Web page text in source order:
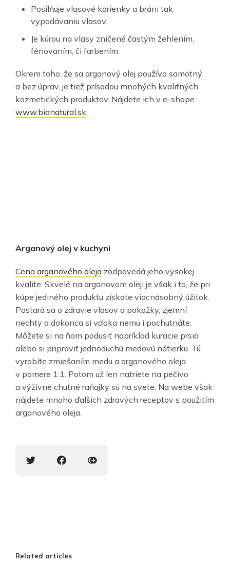
Posilňuje vlasové korienky a bráni tak
vypadávaniu vlasov.
Je kúrou na vlasy zničené častým žehlením,
fénovaním, či farbením.
Okrem toho, že sa arganový olej používa samotný
a bez úprav, je tiež prísadou mnohých kvalitných
kozmetických produktov. Nájdete ich v e-shope
www.bionatural.sk.
Arganový olej v kuchyni
Cena arganového oleja zodpovedá jeho vysokej
kvalite. Skvelé na arganovom oleji je však i to, že pri
kúpe jediného produktu získate viacnásobný úžitok.
Postará sa o zdravie vlasov a pokožky, zjemní
nechty a dokonca si vďaka nemu i pochutnáte.
Môžete si na ňom podusiť napríklad kuracie prsia
alebo si pripraviť jednoduchú medovú nátierku. Tú
vyrobíte zmiešaním medu a arganového oleja
v pomere 1:1. Potom už len natriete na pečivo
a výživné chutné raňajky sú na svete. Na webe však
nájdete mnoho ďalších zdravých receptov s použitím
arganového oleja.
Related articles